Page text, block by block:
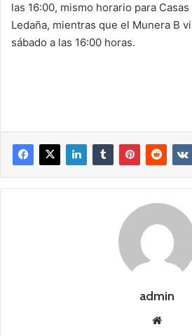
las 16:00, mismo horario para
Ledaña, mientras que el Munera B
sábado a las 16:00 horas.
admin